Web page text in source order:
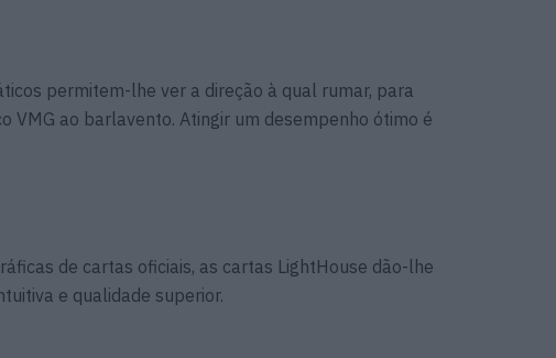
permitem-lhe ver a direção à qual rumar, para
VMG ao barlavento. Atingir um desempenho ótimo é
de cartas oficiais, as cartas LightHouse dão-lhe
e qualidade superior.